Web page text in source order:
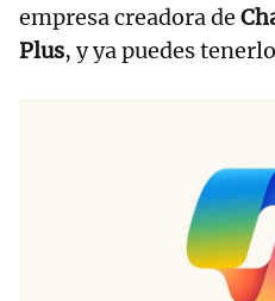
empresa creadora de
Plus, y ya puedes